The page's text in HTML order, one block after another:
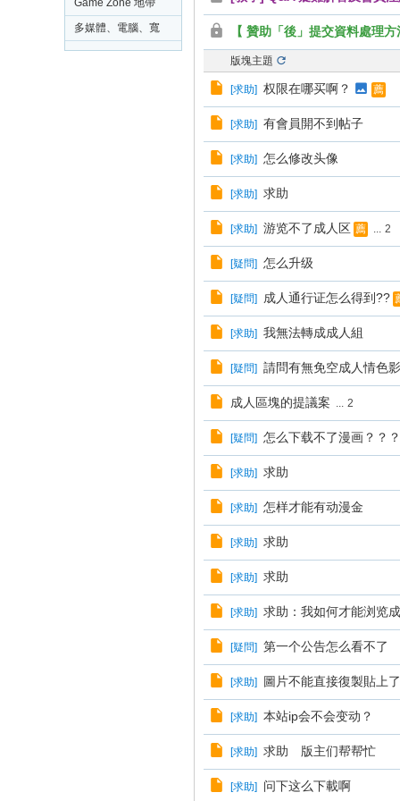
C
o
Game Zone 地帶
多媒體、電腦、寬
頻及網絡應用問題
【 贊助「後」提交資料處理方
版塊主題
[求助] 权限在哪买啊？ 薦
[求助] 有會員開不到帖子
[求助] 怎么修改头像
[求助] 求助
[求助] 游览不了成人区 薦 ... 2
[疑問] 怎么升级
[疑問] 成人通行证怎么得到??
[求助] 我無法轉成成人組
[疑問] 請問有無免空成人情色
成人區塊的提議案 ... 2
[疑問] 怎么下载不了漫画？？？
[求助] 求助
[求助] 怎样才能有动漫金
[求助] 求助
[求助] 求助
[求助] 求助：我如何才能浏览
[疑問] 第一个公告怎么看不了
[求助] 圖片不能直接復製貼上了
[求助] 本站ip会不会变动？
[求助] 求助 版主们帮帮忙
[求助] 问下这么下載啊